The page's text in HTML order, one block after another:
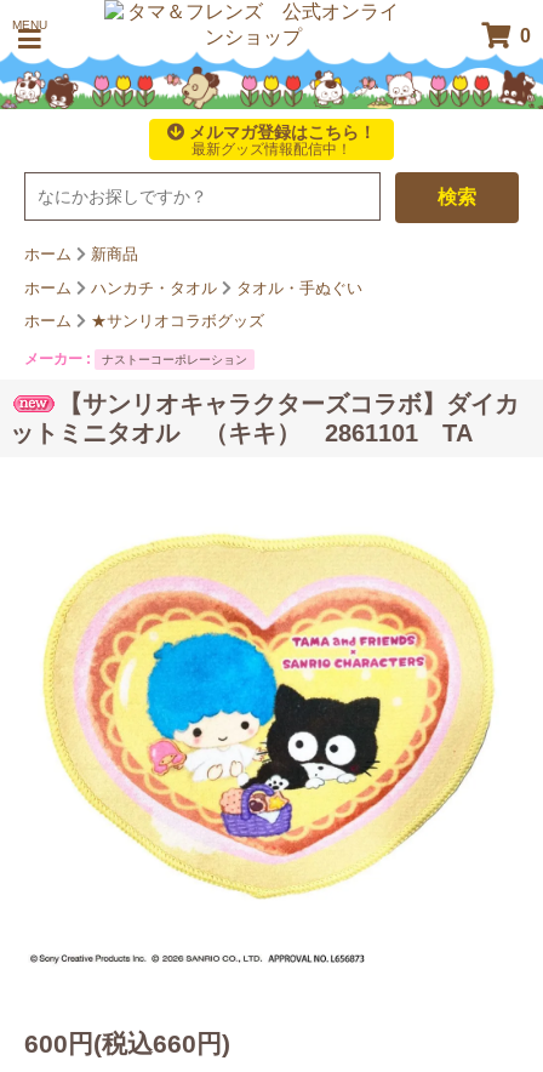
MENU
0
メルマガ登録はこちら！
最新グッズ情報配信中！
検索
ホーム
新商品
ホーム
ハンカチ・タオル
タオル・手ぬぐい
ホーム
★サンリオコラボグッズ
メーカー : ナストーコーポレーション
【サンリオキャラクターズコラボ】ダイカ
ットミニタオル （キキ） 2861101 TA
600円(税込660円)